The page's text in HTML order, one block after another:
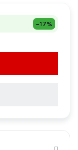
-17%